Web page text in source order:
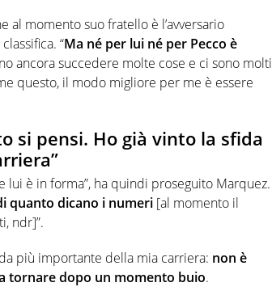
al momento suo fratello è l’avversario
“Ma né per lui né per Pecco è
ancora succedere molte cose e ci sono molti
questo, il modo migliore per me è essere
si pensi. Ho già vinto la sfida
lui è in forma”, ha quindi proseguito Marquez.
quanto dicano i numeri [al momento il
ndr]”.
più importante della mia carriera: non è
tornare dopo un momento buio.